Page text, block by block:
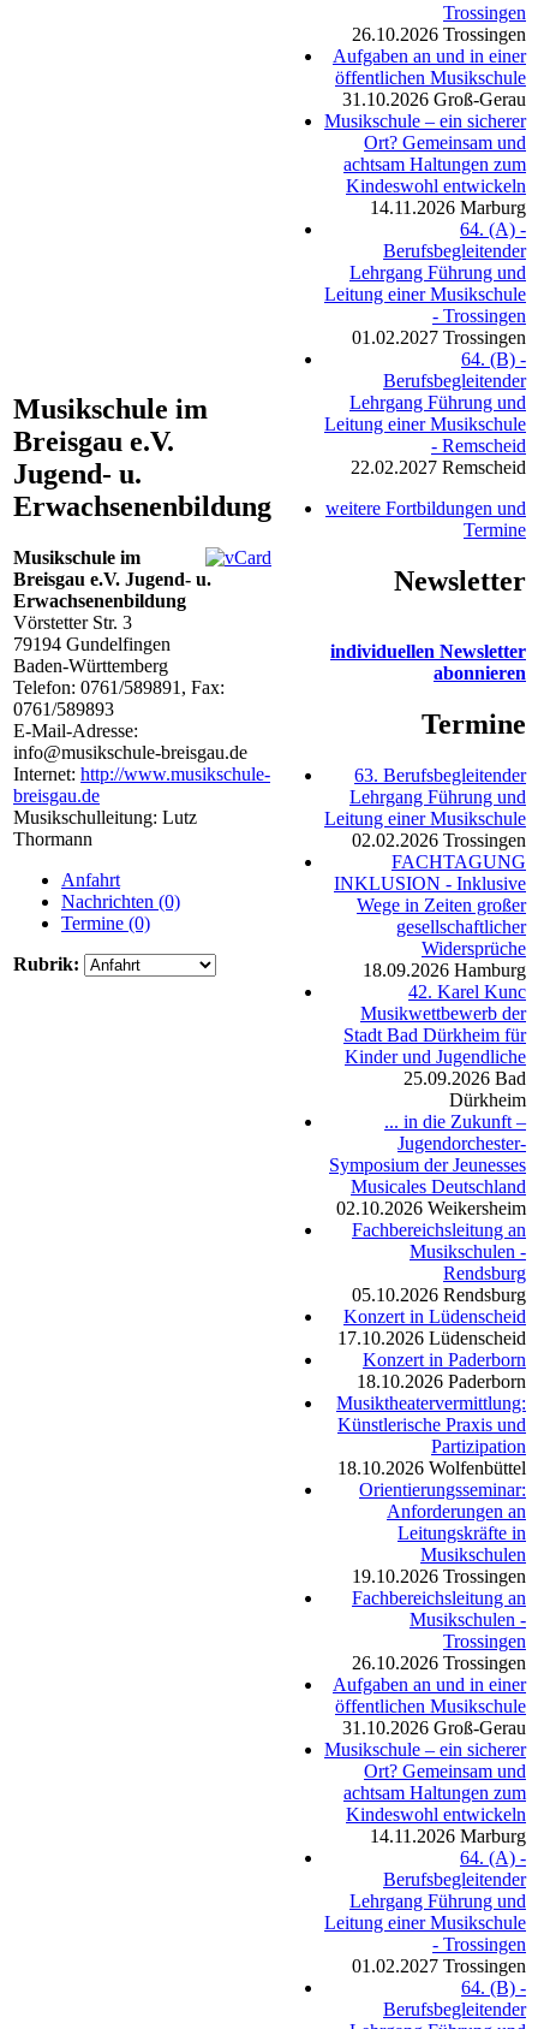
Musikschule im
Breisgau e.V.
Jugend- u.
Erwachsenenbildung
Musikschule im
Breisgau e.V. Jugend- u.
Erwachsenenbildung
Vörstetter Str. 3
79194 Gundelfingen
Baden-Württemberg
Telefon: 0761/589891 , Fax:
0761/589893
E-Mail-Adresse:
info@musikschule-breisgau.de
Internet: http://www.musikschule-
breisgau.de
Musikschulleitung: Lutz
Thormann
Anfahrt
Nachrichten (0)
Termine (0)
Rubrik:
Trossingen
26.10.2026 Trossingen
Aufgaben an und in einer
öffentlichen Musikschule
31.10.2026 Groß-Gerau
Musikschule – ein sicherer
Ort? Gemeinsam und
achtsam Haltungen zum
Kindeswohl entwickeln
14.11.2026 Marburg
64. (A) -
Berufsbegleitender
Lehrgang Führung und
Leitung einer Musikschule
- Trossingen
01.02.2027 Trossingen
64. (B) -
Berufsbegleitender
Lehrgang Führung und
Leitung einer Musikschule
- Remscheid
22.02.2027 Remscheid
weitere Fortbildungen und
Termine
Newsletter
individuellen Newsletter
abonnieren
Termine
63. Berufsbegleitender
Lehrgang Führung und
Leitung einer Musikschule
02.02.2026 Trossingen
FACHTAGUNG
INKLUSION - Inklusive
Wege in Zeiten großer
gesellschaftlicher
Widersprüche
18.09.2026 Hamburg
42. Karel Kunc
Musikwettbewerb der
Stadt Bad Dürkheim für
Kinder und Jugendliche
25.09.2026 Bad
Dürkheim
... in die Zukunft –
Jugendorchester-
Symposium der Jeunesses
Musicales Deutschland
02.10.2026 Weikersheim
Fachbereichsleitung an
Musikschulen -
Rendsburg
05.10.2026 Rendsburg
Konzert in Lüdenscheid
17.10.2026 Lüdenscheid
Konzert in Paderborn
18.10.2026 Paderborn
Musiktheatervermittlung:
Künstlerische Praxis und
Partizipation
18.10.2026 Wolfenbüttel
Orientierungsseminar:
Anforderungen an
Leitungskräfte in
Musikschulen
19.10.2026 Trossingen
Fachbereichsleitung an
Musikschulen -
Trossingen
26.10.2026 Trossingen
Aufgaben an und in einer
öffentlichen Musikschule
31.10.2026 Groß-Gerau
Musikschule – ein sicherer
Ort? Gemeinsam und
achtsam Haltungen zum
Kindeswohl entwickeln
14.11.2026 Marburg
64. (A) -
Berufsbegleitender
Lehrgang Führung und
Leitung einer Musikschule
- Trossingen
01.02.2027 Trossingen
64. (B) -
Berufsbegleitender